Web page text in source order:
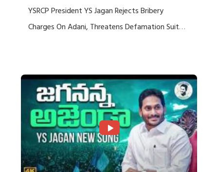
YSRCP President YS Jagan Rejects Bribery
Charges On Adani, Threatens Defamation Suit